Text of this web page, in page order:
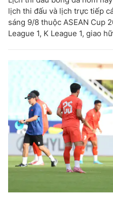
lịch thi đấu và lịch trực tiếp
sáng 9/8 thuộc ASEAN Cup
League 1, K League 1, giao